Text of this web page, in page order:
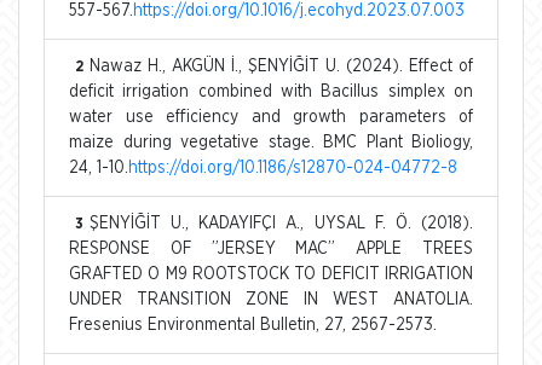
557-567. https://doi.org/10.1016/j.ecohyd.2023.07.003
2 Nawaz H., AKGÜN İ., ŞENYİĞİT U. (2024). Effect of
deficit irrigation combined with Bacillus simplex on
water use efficiency and growth parameters of
maize during vegetative stage. BMC Plant Bioliogy,
24, 1-10. https://doi.org/10.1186/s12870-024-04772-8
3 ŞENYİĞİT U., KADAYIFÇI A., UYSAL F. Ö. (2018).
RESPONSE OF ”JERSEY MAC” APPLE TREES
GRAFTED O M9 ROOTSTOCK TO DEFICIT IRRIGATION
UNDER TRANSITION ZONE IN WEST ANATOLIA.
Fresenius Environmental Bulletin, 27, 2567-2573.